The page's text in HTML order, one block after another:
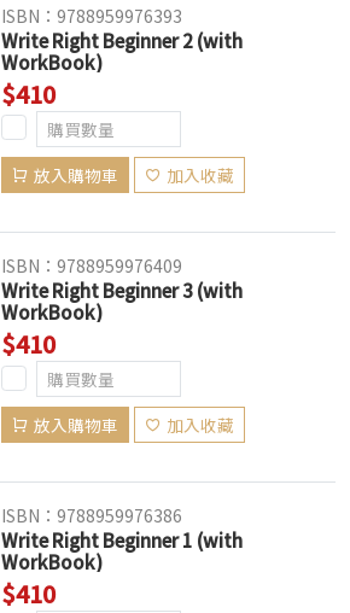
ISBN：9788959976393
Write Right Beginner 2 (with
WorkBook)
$410
放入購物車 加入收藏
ISBN：9788959976409
Write Right Beginner 3 (with
WorkBook)
$410
放入購物車 加入收藏
ISBN：9788959976386
Write Right Beginner 1 (with
WorkBook)
$410